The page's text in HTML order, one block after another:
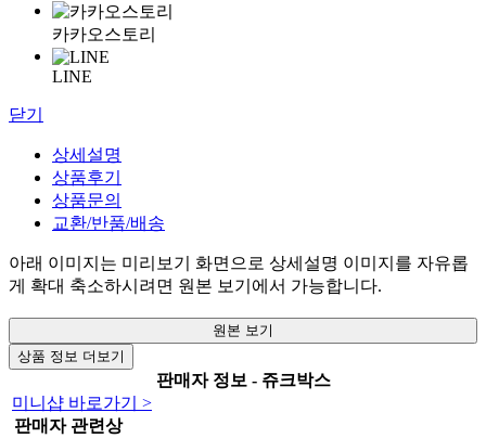
카카오스토리
LINE
닫기
상세설명
상품후기
상품문의
교환/반품/배송
아래 이미지는 미리보기 화면으로 상세설명 이미지를 자유롭
게 확대 축소하시려면 원본 보기에서 가능합니다.
원본 보기
상품 정보 더보기
판매자 정보 - 쥬크박스
미니샵 바로가기 >
판매자 관련상